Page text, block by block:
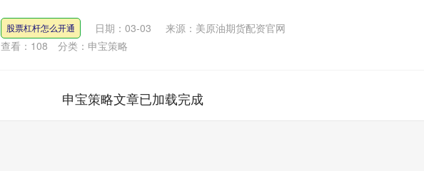
股票杠杆怎么开通 日期：03-03
来源：美原油期货配资官网
查看： 108 分类： 申宝策略
申宝策略文章已加载完成